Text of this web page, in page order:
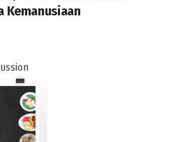
Kemanusiaan